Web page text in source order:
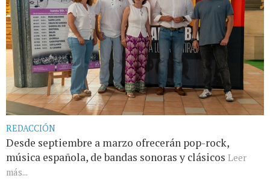
REDACCIÓN
Desde septiembre a marzo ofrecerán pop-rock,
música española, de bandas sonoras y clásicos Leer
más...